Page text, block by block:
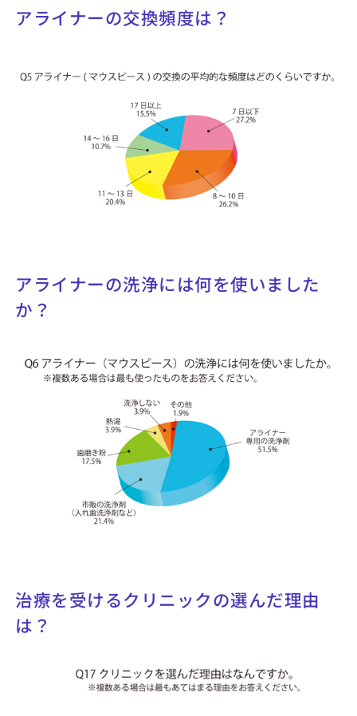
アライナーの交換頻度は？
アライナーの洗浄には何を使いました
か？
治療を受けるクリニックの選んだ理由
は？